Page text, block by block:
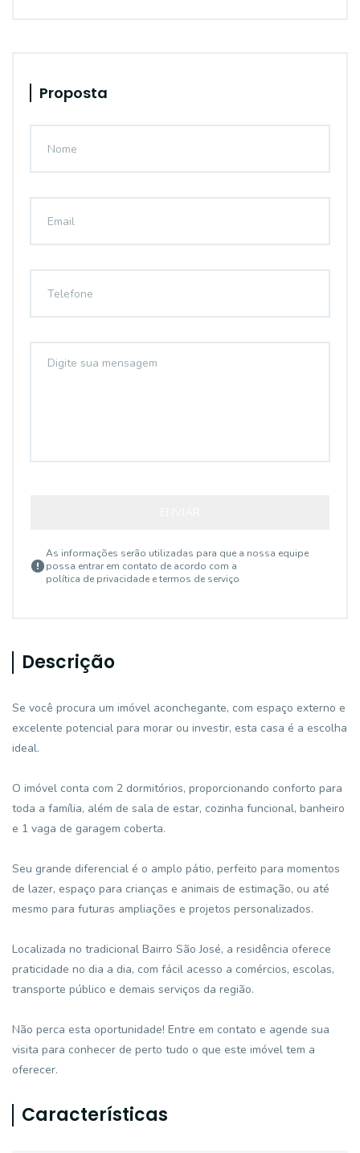
Proposta
As informações serão utilizadas para que a nossa equipe
possa entrar em contato de acordo com a
política de privacidade e termos de serviço
Descrição
Se você procura um imóvel aconchegante, com espaço externo e
excelente potencial para morar ou investir, esta casa é a escolha
ideal.
O imóvel conta com 2 dormitórios, proporcionando conforto para
toda a família, além de sala de estar, cozinha funcional, banheiro
e 1 vaga de garagem coberta.
Seu grande diferencial é o amplo pátio, perfeito para momentos
de lazer, espaço para crianças e animais de estimação, ou até
mesmo para futuras ampliações e projetos personalizados.
Localizada no tradicional Bairro São José, a residência oferece
praticidade no dia a dia, com fácil acesso a comércios, escolas,
transporte público e demais serviços da região.
Não perca esta oportunidade! Entre em contato e agende sua
visita para conhecer de perto tudo o que este imóvel tem a
oferecer.
Características